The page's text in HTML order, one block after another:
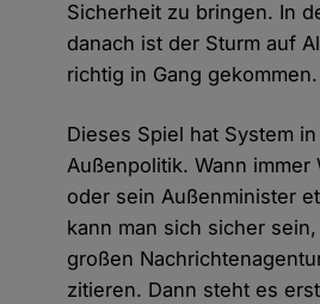
Sicherheit zu bringen. In
danach ist der Sturm auf
richtig in Gang gekommen.
Dieses Spiel hat System
Außenpolitik. Wann immer
oder sein Außenminister
kann man sich sicher
großen
zitieren. Dann steht es